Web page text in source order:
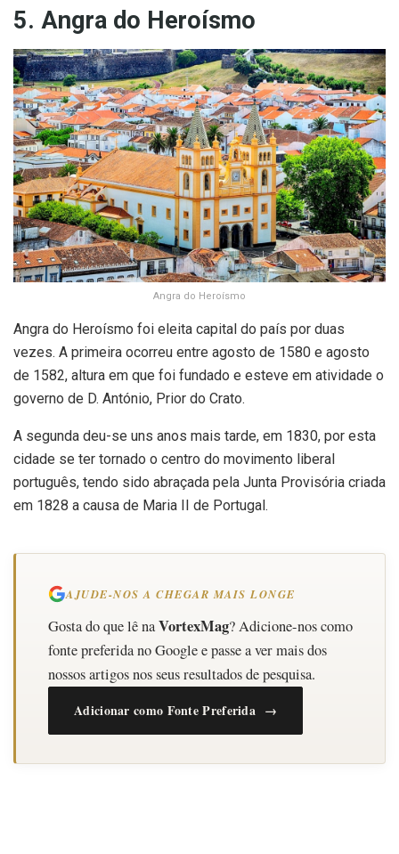
5. Angra do Heroísmo
Angra do Heroísmo
Angra do Heroísmo foi eleita capital do país por duas
vezes. A primeira ocorreu entre agosto de 1580 e agosto
de 1582, altura em que foi fundado e esteve em atividade o
governo de D. António, Prior do Crato.
A segunda deu-se uns anos mais tarde, em 1830, por esta
cidade se ter tornado o centro do movimento liberal
português, tendo sido abraçada pela Junta Provisória criada
em 1828 a causa de Maria II de Portugal.
AJUDE-NOS A CHEGAR MAIS LONGE
Gosta do que lê naVortexMag? Adicione-nos como
fonte preferida no Google e passe a ver mais dos
nossos artigos nos seus resultados de pesquisa.
Adicionar como Fonte Preferida →